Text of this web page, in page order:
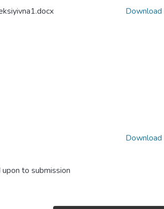
Download
to submission
Download